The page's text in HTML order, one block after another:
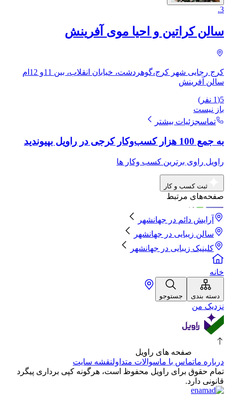
3
.
سالن کراتین و احیا موی آفرینش
کرج رجایی شهر کرج،گوهردشت، خیابان انقلاب، بین 11و 12ام
سالن آفرینش
5
(
1 نفر)
باز نیست
تماسجزئیات بیشتر
به جمع 100 هزار کسب‌وکار کرجی در راویل بپیوندید
راویل راوی برترین کسب وکار ها
ثبت کسب و کار
صفحه‌های مرتبط
آرایش دائم در جهانشهر
سالن زیبایی در جهانشهر
کلینیک زیبایی در جهانشهر
خانه
دسته بندی جستوجو
نزدیک من
صفحه های راویل
درباره ماتماس با ماسوالات متداولنقشه سایت
تمام حقوق برای راویل محفوظ است، هرگونه کپی برداری پیگرد
قانونی دارد.